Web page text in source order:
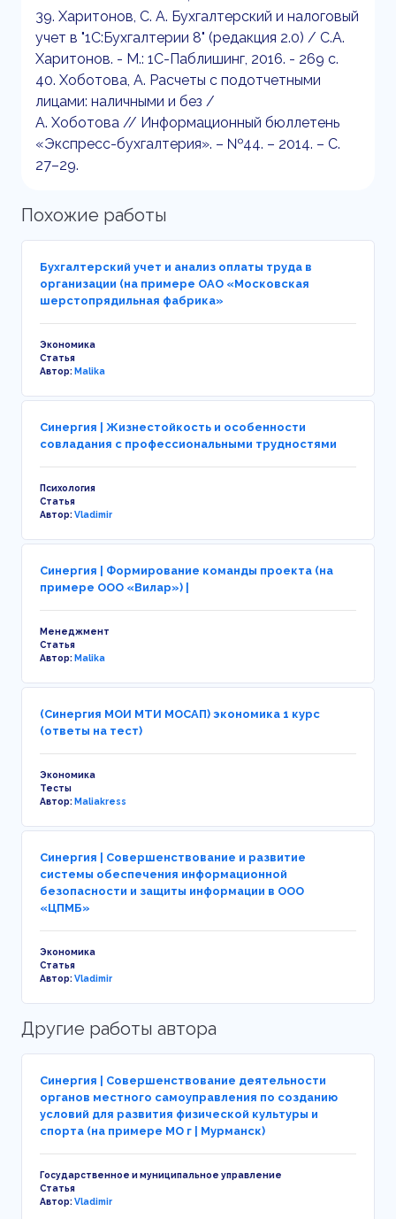
39. Харитонов, С. А. Бухгалтерский и налоговый
учет в "1С:Бухгалтерии 8" (редакция 2.0) / С.А.
Харитонов. - М.: 1С-Паблишинг, 2016. - 269 c.
40. Хоботова, А. Расчеты с подотчетными
лицами: наличными и без /
А. Хоботова // Информационный бюллетень
«Экспресс-бухгалтерия». – №44. – 2014. – С.
27–29.
Похожие работы
Бухгалтерский учет и анализ оплаты труда в
организации (на примере ОАО «Московская
шерстопрядильная фабрика»
Экономика
Статья
Автор:Malika
Синергия | Жизнестойкость и особенности
совладания с профессиональными трудностями
Психология
Статья
Автор:Vladimir
Синергия | Формирование команды проекта (на
примере ООО «Вилар») |
Менеджмент
Статья
Автор:Malika
(Синергия МОИ МТИ МОСАП) экономика 1 курс
(ответы на тест)
Экономика
Тесты
Автор:Maliakress
Синергия | Совершенствование и развитие
системы обеспечения информационной
безопасности и защиты информации в ООО
«ЦПМБ»
Экономика
Статья
Автор:Vladimir
Другие работы автора
Синергия | Совершенствование деятельности
органов местного самоуправления по созданию
условий для развития физической культуры и
спорта (на примере МО г | Мурманск)
Государственное и муниципальное управление
Статья
Автор:Vladimir